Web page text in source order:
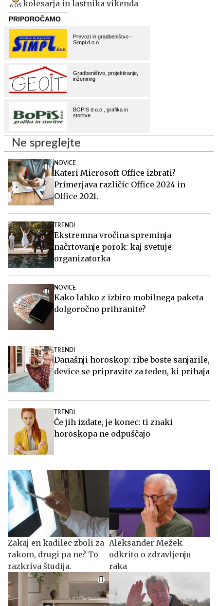
6,05 kolesarja in lastnika vikenda
Ne spreglejte
NOVICE
Kateri Microsoft Office izbrati?
Primerjava različic Office 2024 in
Office 2021.
TRENDI
Ekstremna vročina spreminja
načrtovanje porok: kaj svetuje
organizatorka
NOVICE
Kako lahko z izbiro mobilnega paketa
dolgoročno prihranite?
TRENDI
Današnji horoskop: ribe boste sanjarile,
device se pripravite za teden, ki prihaja
TRENDI
Če jih izdate, je konec: ti znaki
horoskopa ne odpuščajo
Zakaj en kadilec zboli za
rakom, drugi pa ne? To
razkriva študija.
Aleksander Mežek
odkrito o zdravljenju
raka